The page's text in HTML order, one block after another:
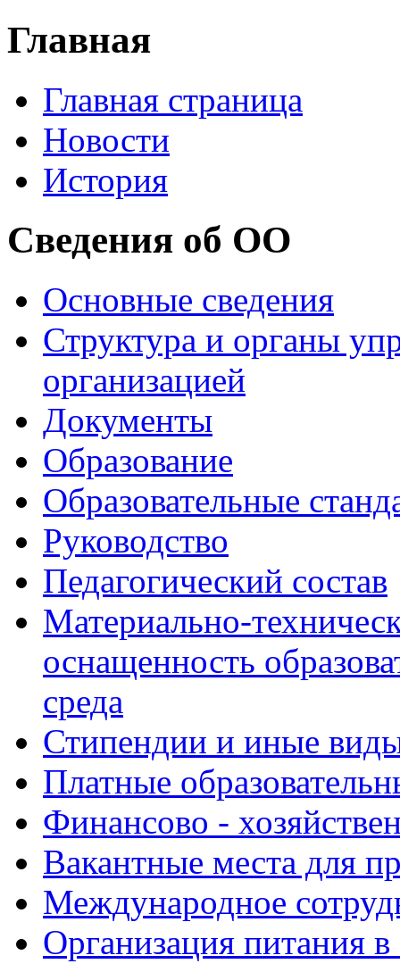
Главная
Главная страница
Новости
История
Сведения об ОО
Основные сведения
Структура и органы
организацией
Документы
Образование
Образовательные
Руководство
Педагогический состав
Материально-
оснащенность
среда
Стипендии и иные
Платные
Финансово -
Вакантные места для
Международное
Организация питания в